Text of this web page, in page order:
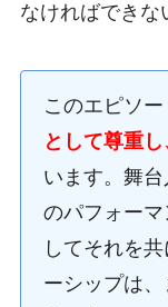
なければできな
このエピソ
として尊重
います。舞
のパフォー
してそれを
ーシップは